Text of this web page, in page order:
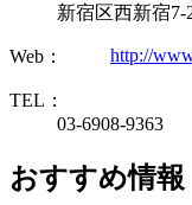
新宿区西新宿
Web： http://
TEL：
03-6908-9363
おすすめ情報